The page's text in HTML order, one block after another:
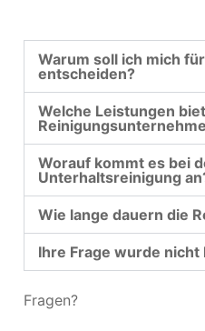
Warum soll ich mich
entscheiden?
Welche Leistungen
Worauf kommt es bei
Unterhaltsreinigung
Wie lange dauern die
Ihre Frage wurde
Fragen?